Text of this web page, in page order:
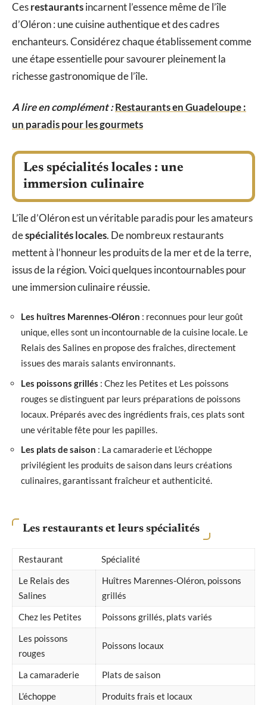
Cesrestaurantsincarnent l’essence même de l’île
d’Oléron : une cuisine authentique et des cadres
enchanteurs. Considérez chaque établissement comme
une étape essentielle pour savourer pleinement la
richesse gastronomique de l’île.
A lire en complément :Restaurants en Guadeloupe :
un paradis pour les gourmets
Les spécialités locales : une
immersion culinaire
L’île d’Oléron est un véritable paradis pour les amateurs
despécialités locales. De nombreux restaurants
mettent à l’honneur les produits de la mer et de la terre,
issus de la région. Voici quelques incontournables pour
une immersion culinaire réussie.
Les huîtres Marennes-Oléron : reconnues pour leur goût
unique, elles sont un incontournable de la cuisine locale. Le
Relais des Salines en propose des fraîches, directement
issues des marais salants environnants.
Les poissons grillés : Chez les Petites et Les poissons
rouges se distinguent par leurs préparations de poissons
locaux. Préparés avec des ingrédients frais, ces plats sont
une véritable fête pour les papilles.
Les plats de saison : La camaraderie et L’échoppe
privilégient les produits de saison dans leurs créations
culinaires, garantissant fraîcheur et authenticité.
Les restaurants et leurs spécialités
Restaurant
Spécialité
Le Relais des
Salines
Huîtres Marennes-Oléron, poissons
grillés
Chez les Petites
Poissons grillés, plats variés
Les poissons
rouges
Poissons locaux
La camaraderie
Plats de saison
L’échoppe
Produits frais et locaux